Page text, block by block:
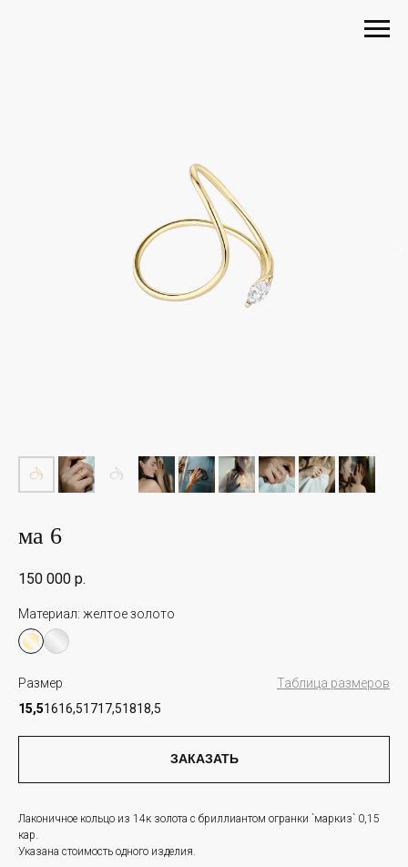
ма 6
150 000 р.
Материал: желтое золото
Размер
Таблица размеров
15,51616,51717,51818,5
ЗАКАЗАТЬ
Лаконичное кольцо из 14к золота с бриллиантом огранки `маркиз` 0,15
кар.
Указана стоимость одного изделия.